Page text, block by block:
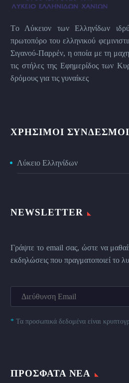
Tο Λύκειον των Eλληνίδων
πρωτοπόρο του ελληνικού
Σιγανού-Παρρέν, η οποία με τη
τις στήλες της Εφημερίδος των
δρόμους για τις γυναίκες
ΧΡΉΣΙΜΟΙ ΣΎΝΔΕΣΜΟΙ
Λύκειο Ελληνίδων
NEWSLETTER
Γράψτε το email σας, ώστε να
εκδηλώσεις που πραγματοποιεί το
* Τα προσωπικά δεδομένα είναι
ΠΡΌΣΦΑΤΑ ΝΈΑ